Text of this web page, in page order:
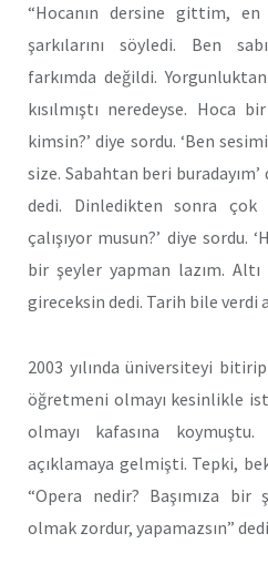
“Hocanın dersine gittim,
şarkılarını söyledi. Ben
farkımda değildi.
kısılmıştı neredeyse. Hoca
kimsin?’ diye sordu. ‘Ben
size. Sabahtan beri buradayım’
dedi. Dinledikten sonra çok
çalışıyor musun?’ diye sordu.
bir şeyler yapman lazım.
gireceksin dedi. Tarih bile verdi
2003 yılında üniversiteyi
öğretmeni olmayı kesinlikle
olmayı kafasına
açıklamaya gelmişti. Tepki,
“Opera nedir? Başımıza bir
olmak zordur, yapamazsın”